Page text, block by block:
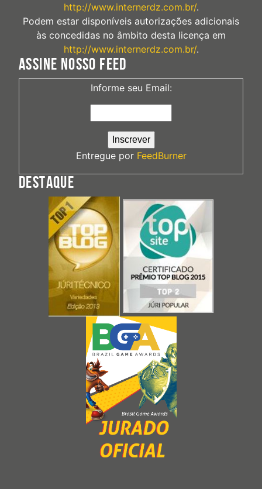
http://www.internerdz.com.br/.
Podem estar disponíveis autorizações adicionais
às concedidas no âmbito desta licença em
http://www.internerdz.com.br/.
ASSINE NOSSO FEED
Informe seu Email:
Entregue por FeedBurner
DESTAQUE